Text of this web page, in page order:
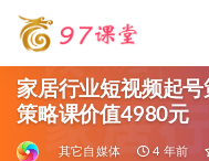
家居行业短视频起
策略课价值4980元
其它自媒体 4 年前